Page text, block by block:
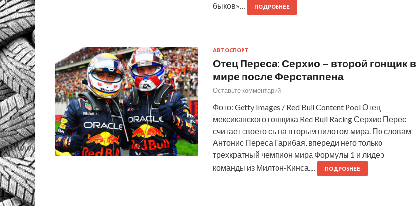
быков»…
ПОДРОБНЕЕ
АВТОСПОРТ
Отец Переса: Серхио – второй гонщик в
мире после Ферстаппена
Оставьте комментарий
Фото: Getty Images / Red Bull Content Pool Отец
мексиканского гонщика Red Bull Racing Серхио Перес
считает своего сына вторым пилотом мира. По словам
Антонио Переса Гарибая, впереди него только
трехкратный чемпион мира Формулы 1 и лидер
команды из Милтон-Кинса.…
ПОДРОБНЕЕ